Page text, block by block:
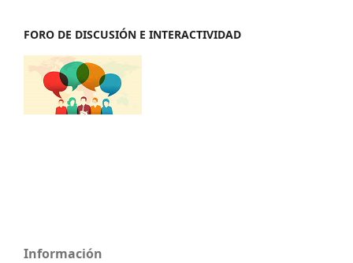
FORO DE DISCUSIÓN E INTERACTIVIDAD
Información